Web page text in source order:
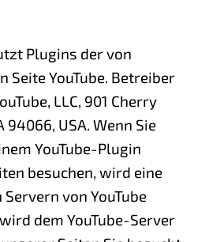
Plugins der von
Seite YouTube. Betreiber
LLC, 901 Cherry
94066, USA. Wenn Sie
YouTube-Plugin
besuchen, wird eine
von YouTube
dem YouTube-Server